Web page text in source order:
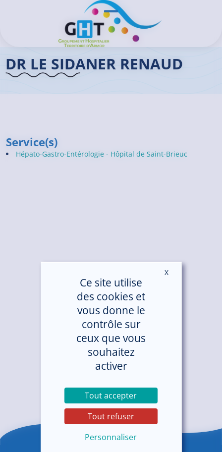
Ouvrir/Fermer le menu
>Dr LE SIDANER Renaud
DR LE SIDANER RENAUD
Service(s)
Hépato-Gastro-Entérologie - Hôpital de Saint-Brieuc
Panneau de gestion des cookies
Ce site utilise
des cookies et
vous donne le
contrôle sur
ceux que vous
souhaitez
activer
Tout accepter
Tout refuser
Personnaliser
XMasquer le